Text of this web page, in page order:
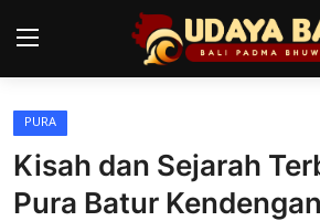
Home
Pura
PURA
Kisah dan Sejarah
Pura Batur